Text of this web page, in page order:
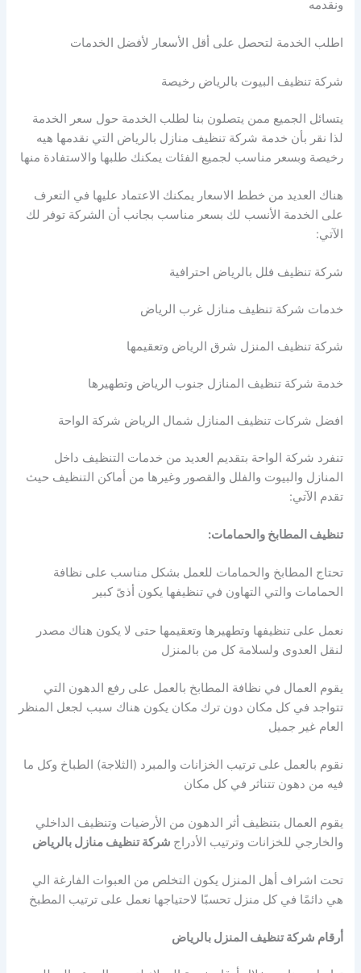
ونقدمه
اطلب الخدمة لتحصل على أقل الأسعار لأفضل الخدمات
شركة تنظيف البيوت بالرياض رخيصة
يتسائل الجميع ممن يتصلون بنا لطلب الخدمة حول سعر الخدمة
لذا نقر بأن خدمة شركة تنظيف منازل بالرياض التي نقدمها هيه
رخيصة وبسعر مناسب لجميع الفئات يمكنك طلبها والاستفادة منها
هناك العديد من خطط الاسعار يمكنك الاعتماد عليها في التعرف
على الخدمة الأنسب لك بسعر مناسب بجانب أن الشركة توفر لك
الآتي:
شركة تنظيف فلل بالرياض احترافية
خدمات شركة تنظيف منازل غرب الرياض
شركة تنظيف المنزل شرق الرياض وتعقيمها
خدمة شركة تنظيف المنازل جنوب الرياض وتطهيرها
افضل شركات تنظيف المنازل شمال الرياض شركة الواحة
تنفرد شركة الواحة بتقديم العديد من خدمات التنظيف داخل
المنازل والبيوت والفلل والقصور وغيرها من أماكن التنظيف حيث
تقدم الآتي:
تنظيف المطابخ والحمامات:
تحتاج المطابخ والحمامات للعمل بشكل مناسب على نظافة
الحمامات والتي التهاون في تنظيفها يكون أذىً كبير
نعمل على تنظيفها وتطهيرها وتعقيمها حتى لا يكون هناك مصدر
لنقل العدوى ولسلامة كل من بالمنزل
يقوم العمال في نظافة المطابخ بالعمل على رفع الدهون التي
تتواجد في كل مكان دون ترك مكان يكون هناك سبب لجعل المنظر
العام غير جميل
نقوم بالعمل على ترتيب الخزانات والمبرد (الثلاجة) الطباخ وكل ما
فيه من دهون تتناثر في كل مكان
يقوم العمال بتنظيف أثر الدهون من الأرضيات وتنظيف الداخلي
والخارجي للخزانات وترتيب الأدراج شركة تنظيف منازل بالرياض
تحت اشراف أهل المنزل يكون التخلص من العبوات الفارغة الي
هي دائمًا في كل منزل تحسبًا لاحتياجها نعمل على ترتيب المطبخ
أرقام شركة تنظيف المنزل بالرياض